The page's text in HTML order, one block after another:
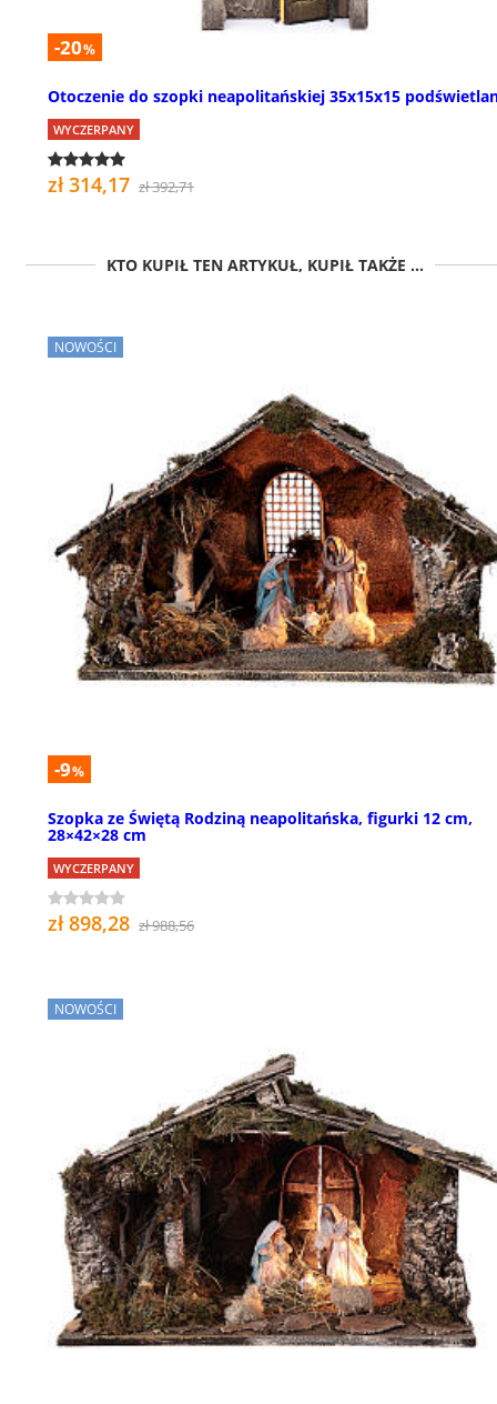
-20%
Otoczenie do szopki neapolitańskiej 35x15x15
WYCZERPANY
zł 314,17 zł 392,71
KTO KUPIŁ TEN ARTYKUŁ, KUPIŁ TAKŻE ...
NOWOŚCI
-9%
Szopka ze Świętą Rodziną neapolitańska, figurki 12 cm,
28×42×28 cm
WYCZERPANY
zł 898,28 zł 988,56
NOWOŚCI